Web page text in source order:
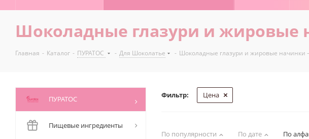
Шоколадные глазури и жировые
Главная - Каталог - ПУРАТОС - Для Шоколатье - Шоколадные глазури и жировые начинки
Фильтр: Цена
По популярности По дате По
ПУРАТОС
Пищевые ингредиенты